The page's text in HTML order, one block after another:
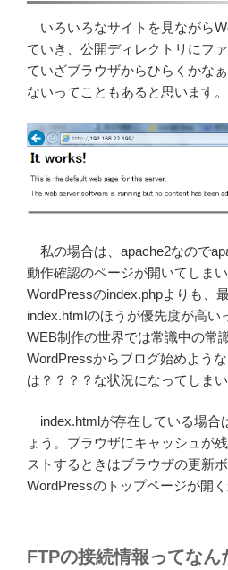
いろいろなサイトを見ながら
ていき、公開ディレクトリにフ
ていざブラウザからひらくかな
ないってこともあると思います
私の場合は、apache2なので
動作確認のページが開いてしまい
WordPressのindex.phpよりも、
index.htmlのほうが優先度が高い
WEB制作の世界では常識中の常
WordPressからブログ始めよう
は？？？？な状況になってしまい
index.htmlが存在している場合
ょう。ブラウザにキャッシュが
ストするときはブラウザの更新
WordPressのトップページが開
FTPの接続情報ってなん